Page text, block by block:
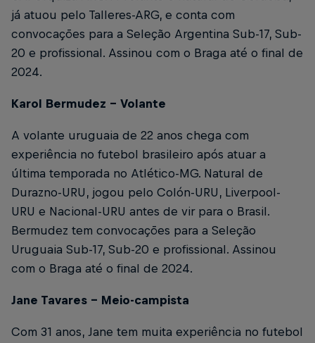
já atuou pelo Talleres-ARG, e conta com
convocações para a Seleção Argentina Sub-17, Sub-
20 e profissional. Assinou com o Braga até o final de
2024.
Karol Bermudez – Volante
A volante uruguaia de 22 anos chega com
experiência no futebol brasileiro após atuar a
última temporada no Atlético-MG. Natural de
Durazno-URU, jogou pelo Colón-URU, Liverpool-
URU e Nacional-URU antes de vir para o Brasil.
Bermudez tem convocações para a Seleção
Uruguaia Sub-17, Sub-20 e profissional. Assinou
com o Braga até o final de 2024.
Jane Tavares – Meio-campista
Com 31 anos, Jane tem muita experiência no futebol